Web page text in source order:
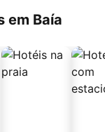
em Baía